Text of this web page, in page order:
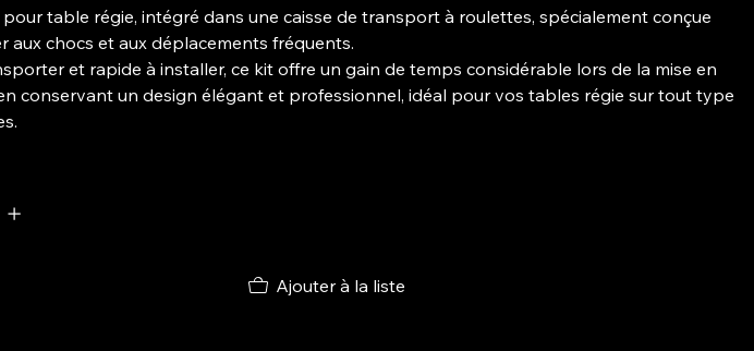
table régie, intégré dans une caisse de transport à roulettes, spécialement conçue
aux chocs et aux déplacements fréquents.
et rapide à installer, ce kit offre un gain de temps considérable lors de la mise en
conservant un design élégant et professionnel, idéal pour vos tables régie sur tout type
Ajouter à la liste